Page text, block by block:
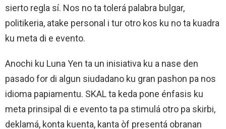
sierto regla sí. Nos no ta tolerá palabra bulgar,
politikeria, atake personal i tur otro kos ku no ta kuadra
ku meta di e evento.
Anochi ku Luna Yen ta un inisiativa ku a nase den
pasado for di algun siudadano ku gran pashon pa nos
idioma papiamentu. SKAL ta keda pone énfasis ku
meta prinsipal di e evento ta pa stimulá otro pa skirbi,
deklamá, konta kuenta, kanta òf presentá obranan